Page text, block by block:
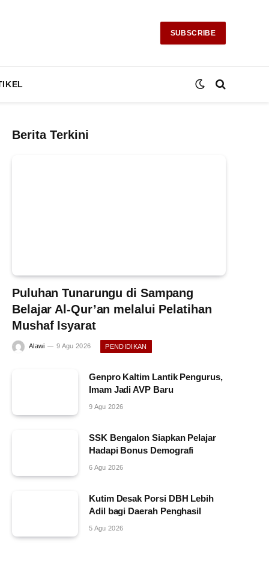
SUBSCRIBE
Berita Terkini
Puluhan Tunarungu di Sampang
Belajar Al-Qur’an melalui Pelatihan
Mushaf Isyarat
Alawi 9 Agu 2026 PENDIDIKAN
Genpro Kaltim Lantik Pengurus,
Imam Jadi AVP Baru
9 Agu 2026
SSK Bengalon Siapkan Pelajar
Hadapi Bonus Demografi
6 Agu 2026
Kutim Desak Porsi DBH Lebih
Adil bagi Daerah Penghasil
5 Agu 2026